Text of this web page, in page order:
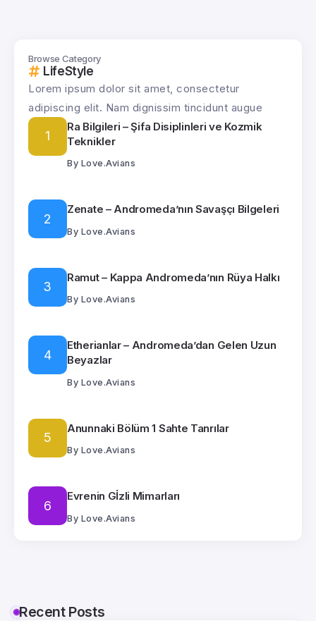
LifeStyle
Browse Category
Lorem ipsum dolor sit amet, consectetur
adipiscing elit. Nam dignissim tincidunt augue
Ra Bilgileri – Şifa Disiplinleri ve Kozmik
Teknikler
By Love.Avians
Zenate – Andromeda’nın Savaşçı Bilgeleri
By Love.Avians
Ramut – Kappa Andromeda’nın Rüya Halkı
By Love.Avians
Etherianlar – Andromeda’dan Gelen Uzun
Beyazlar
By Love.Avians
Anunnaki Bölüm 1 Sahte Tanrılar
By Love.Avians
Evrenin Gİzli Mimarları
By Love.Avians
Recent Posts